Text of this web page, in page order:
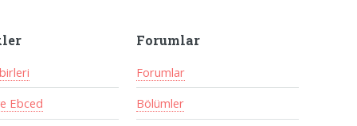
Ebced
Forumlar
Forumlar
Bölümler